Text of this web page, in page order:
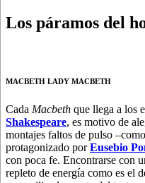
Los páramos del
MACBETH LADY MACBETH
Cada Macbeth que llega a los
Shakespeare, es motivo de
montajes faltos de pulso
protagonizado porEusebio
con poca fe. Encontrarse con
repleto de energía como es el